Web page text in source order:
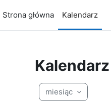
Strona główna
Kalendarz
Kalendarz
miesiąc